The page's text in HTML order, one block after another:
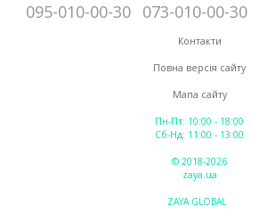
095-010-00-30 073-010-00-30
Контакти
Повна версія сайту
Мапа сайту
Пн-Пт: 10:00 - 18:00
Сб-Нд: 11:00 - 13:00
© 2018-2026
zaya.ua
ZAYA GLOBAL